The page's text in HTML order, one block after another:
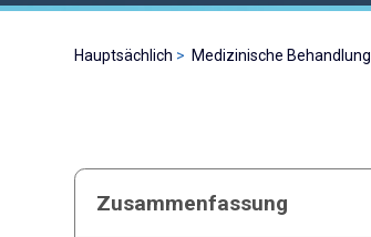
Hauptsächlich Medizinische Behandlung
Zusammenfassung